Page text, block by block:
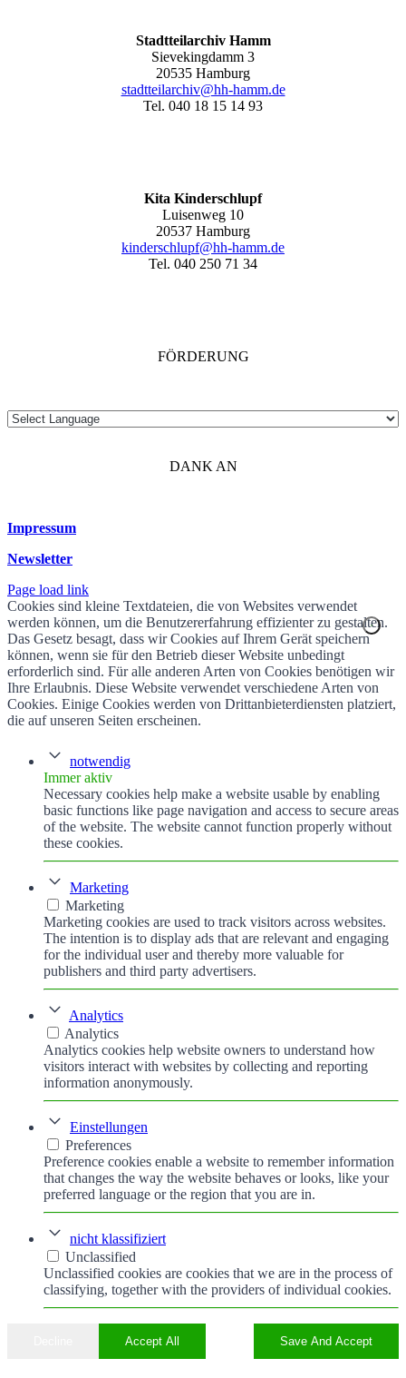
Stadtteilarchiv Hamm
Sievekingdamm 3
20535 Hamburg
stadtteilarchiv@hh-hamm.de
Tel. 040 18 15 14 93
Kita Kinderschlupf
Luisenweg 10
20537 Hamburg
kinderschlupf@hh-hamm.de
Tel. 040 250 71 34
FÖRDERUNG
DANK AN
Impressum
Newsletter
Page load link
Cookies sind kleine Textdateien, die von Websites verwendet
werden können, um die Benutzererfahrung effizienter zu gestalten.
Das Gesetz besagt, dass wir Cookies auf Ihrem Gerät speichern
können, wenn sie für den Betrieb dieser Website unbedingt
erforderlich sind. Für alle anderen Arten von Cookies benötigen wir
Ihre Erlaubnis. Diese Website verwendet verschiedene Arten von
Cookies. Einige Cookies werden von Drittanbieterdiensten platziert,
die auf unseren Seiten erscheinen.
notwendig
Immer aktiv
Necessary cookies help make a website usable by enabling
basic functions like page navigation and access to secure areas
of the website. The website cannot function properly without
these cookies.
Marketing
Marketing
Marketing cookies are used to track visitors across websites.
The intention is to display ads that are relevant and engaging
for the individual user and thereby more valuable for
publishers and third party advertisers.
Analytics
Analytics
Analytics cookies help website owners to understand how
visitors interact with websites by collecting and reporting
information anonymously.
Einstellungen
Preferences
Preference cookies enable a website to remember information
that changes the way the website behaves or looks, like your
preferred language or the region that you are in.
nicht klassifiziert
Unclassified
Unclassified cookies are cookies that we are in the process of
classifying, together with the providers of individual cookies.
Accept All Save And Accept